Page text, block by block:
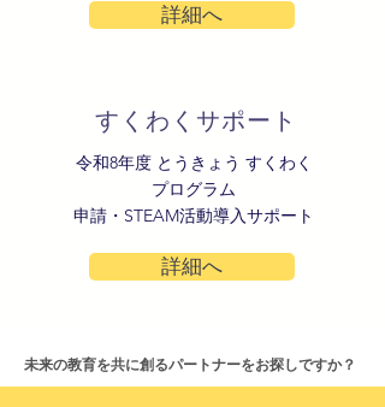
詳細へ
​すくわくサポート
令和8年度 とうきょう すくわく
プログラム
申請・STEAM活動導入サポート
詳細へ
未来の教育を共に創るパートナーをお探しですか？